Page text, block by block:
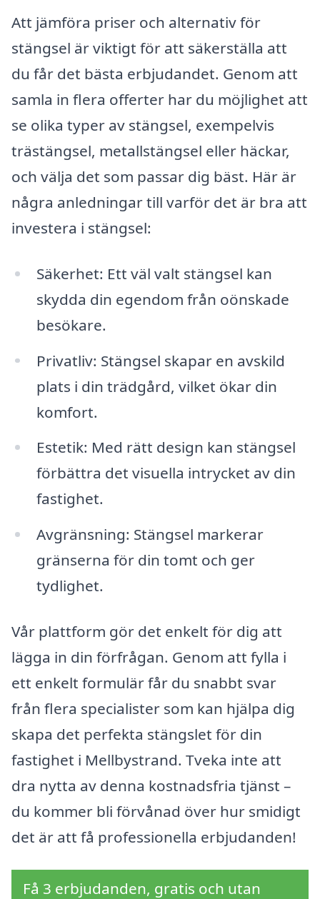
Att jämföra priser och alternativ för
stängsel är viktigt för att säkerställa att
du får det bästa erbjudandet. Genom att
samla in flera offerter har du möjlighet att
se olika typer av stängsel, exempelvis
trästängsel, metallstängsel eller häckar,
och välja det som passar dig bäst. Här är
några anledningar till varför det är bra att
investera i stängsel:
Säkerhet: Ett väl valt stängsel kan
skydda din egendom från oönskade
besökare.
Privatliv: Stängsel skapar en avskild
plats i din trädgård, vilket ökar din
komfort.
Estetik: Med rätt design kan stängsel
förbättra det visuella intrycket av din
fastighet.
Avgränsning: Stängsel markerar
gränserna för din tomt och ger
tydlighet.
Vår plattform gör det enkelt för dig att
lägga in din förfrågan. Genom att fylla i
ett enkelt formulär får du snabbt svar
från flera specialister som kan hjälpa dig
skapa det perfekta stängslet för din
fastighet i Mellbystrand. Tveka inte att
dra nytta av denna kostnadsfria tjänst –
du kommer bli förvånad över hur smidigt
det är att få professionella erbjudanden!
Få 3 erbjudanden, gratis och utan